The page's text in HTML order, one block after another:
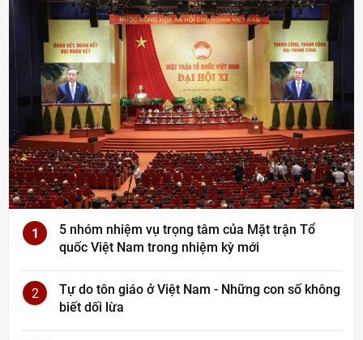
1
5 nhóm nhiệm vụ trọng tâm của Mặt trận Tổ
quốc Việt Nam trong nhiệm kỳ mới
2
Tự do tôn giáo ở Việt Nam - Những con số không
biết dối lừa